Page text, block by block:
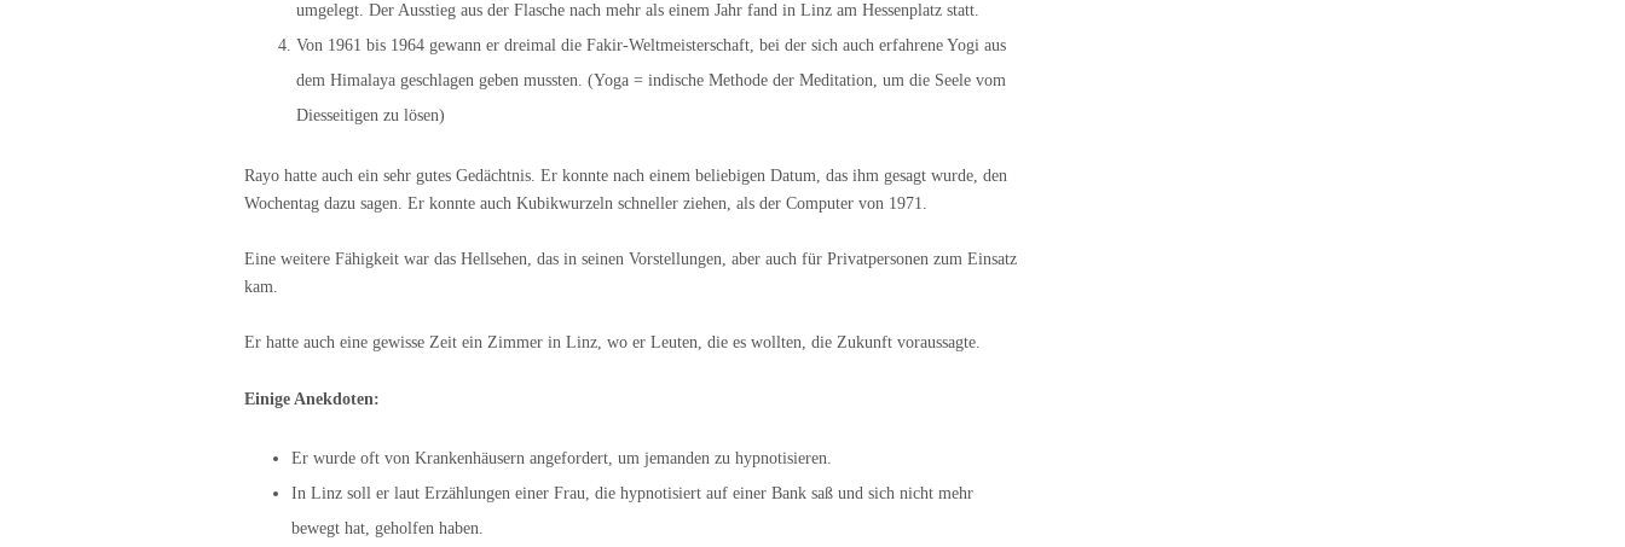
umgelegt. Der Ausstieg aus der Flasche nach mehr als einem Jahr fand in Linz am Hessenplatz statt.
Von 1961 bis 1964 gewann er dreimal die Fakir-Weltmeisterschaft, bei der sich auch erfahrene Yogi aus
dem Himalaya geschlagen geben mussten. (Yoga = indische Methode der Meditation, um die Seele vom
Diesseitigen zu lösen)
Rayo hatte auch ein sehr gutes Gedächtnis. Er konnte nach einem beliebigen Datum, das ihm gesagt wurde, den
Wochentag dazu sagen. Er konnte auch Kubikwurzeln schneller ziehen, als der Computer von 1971.
Eine weitere Fähigkeit war das Hellsehen, das in seinen Vorstellungen, aber auch für Privatpersonen zum Einsatz
kam.
Er hatte auch eine gewisse Zeit ein Zimmer in Linz, wo er Leuten, die es wollten, die Zukunft voraussagte.
Einige Anekdoten:
Er wurde oft von Krankenhäusern angefordert, um jemanden zu hypnotisieren.
In Linz soll er laut Erzählungen einer Frau, die hypnotisiert auf einer Bank saß und sich nicht mehr
bewegt hat, geholfen haben.